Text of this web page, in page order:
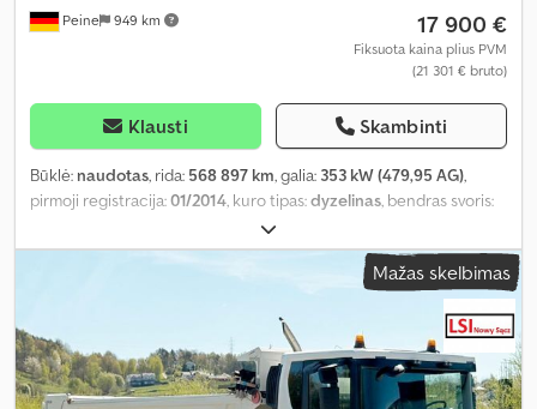
Peine 949 km 17 900 €
Fiksuota kaina plius PVM
(21 301 € bruto)
Klausti Skambinti
Būklė: naudotas, rida: 568 897 km, galia: 353 kW (479,95 AG),
pirmoji registracija:01/2014, kuro tipas:dyzelinas, bendras svoris:
2 ašys
raudona, pavaros tipas:automatinis, emisijos klasė:Euro 5, Įranga:
ABS, autonominis šildytuvas, oro kondicionavimas,
Mažas skelbimas